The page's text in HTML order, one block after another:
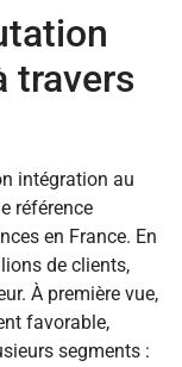
travers
intégration au
référence
en France. En
de clients,
À première vue,
favorable,
segments :